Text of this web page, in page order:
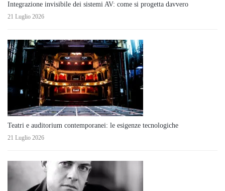
Integrazione invisibile dei sistemi AV: come si progetta davvero
21 Luglio 2026
Teatri e auditorium contemporanei: le esigenze tecnologiche
21 Luglio 2026